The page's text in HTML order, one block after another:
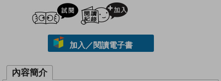
試閲
加入／閱讀電子書
內容簡介